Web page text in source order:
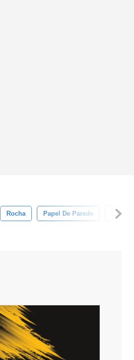
Rocha Papel De Parede Chão